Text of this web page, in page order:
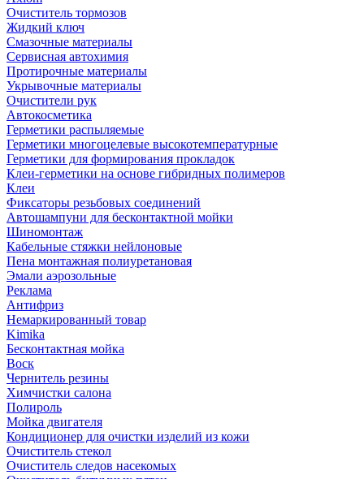
Очиститель тормозов
Жидкий ключ
Смазочные материалы
Сервисная автохимия
Протирочные материалы
Укрывочные материалы
Очистители рук
Автокосметика
Герметики распыляемые
Герметики многоцелевые высокотемпературные
Герметики для формирования прокладок
Клеи-герметики на основе гибридных полимеров
Клеи
Фиксаторы резьбовых соединений
Автошампуни для бесконтактной мойки
Шиномонтаж
Кабельные стяжки нейлоновые
Пена монтажная полиуретановая
Эмали аэрозольные
Реклама
Антифриз
Немаркированный товар
Kimika
Бесконтактная мойка
Воск
Чернитель резины
Химчистки салона
Полироль
Мойка двигателя
Кондиционер для очистки изделий из кожи
Очиститель стекол
Очиститель следов насекомых